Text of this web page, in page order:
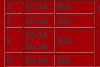
3 SG.3A
850
4
SG.4A
900
5
SG.5A
SG.5B
930
6
SG.6A 980